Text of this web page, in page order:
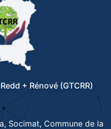
+ Rénové (GTCRR)
Socimat, Commune de la